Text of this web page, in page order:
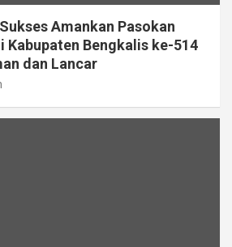
Amankan Pasokan
Bengkalis ke-514
dan Lancar